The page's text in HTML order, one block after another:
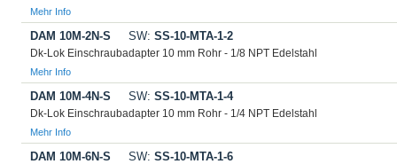
Mehr Info
DAM 10M-2N-S SW: SS-10-MTA-1-2
Dk-Lok Einschraubadapter 10 mm Rohr - 1/8 NPT Edelstahl
Mehr Info
DAM 10M-4N-S SW: SS-10-MTA-1-4
Dk-Lok Einschraubadapter 10 mm Rohr - 1/4 NPT Edelstahl
Mehr Info
DAM 10M-6N-S SW: SS-10-MTA-1-6